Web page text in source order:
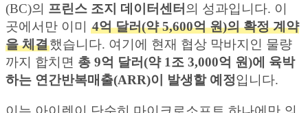
(BC)의 프린스 조지 데이터센터 의 성과입니다. 이
곳에서만 이미 4억 달러(약 5,600억 원)의 확정 계약
을 체결했습니다. 여기에 현재 협상 막바지인 물량
까지 합치면 총 9억 달러(약 1조 3,000억 원)에 육박
하는 연간반복매출(ARR)이 발생할 예정입니다.